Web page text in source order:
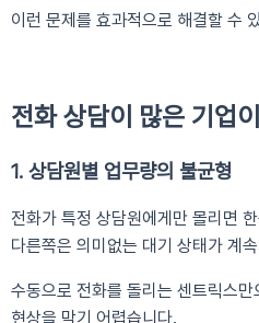
이런 문제를 효과적으로 해결할 수
전화 상담이 많은 기업
1. 상담원별 업무량의 불균형
전화가 특정 상담원에게만 몰리면
다른쪽은 의미없는 대기 상태가 계
수동으로 전화를 돌리는 센트릭스
현상을 막기 어렵습니다.